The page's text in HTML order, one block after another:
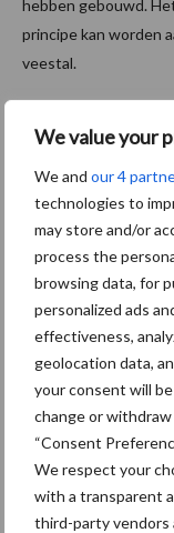
We value your
We and our 4
technologies to
may store and/or
process the
browsing data, for
personalized ads
effectiveness,
geolocation data,
your consent will be
change or
“Consent
We respect your
with a transparent
third-party vendors
hebben gebouwd.
principe kan worden
veestal.
faciliteiten waarin
is daarom een voor
Johnson uit. Dit
mens veroorzaakte
Denemarken naast
Innovation
Het onderzoek
Innovation Fund
onderdeel van
samenwerking